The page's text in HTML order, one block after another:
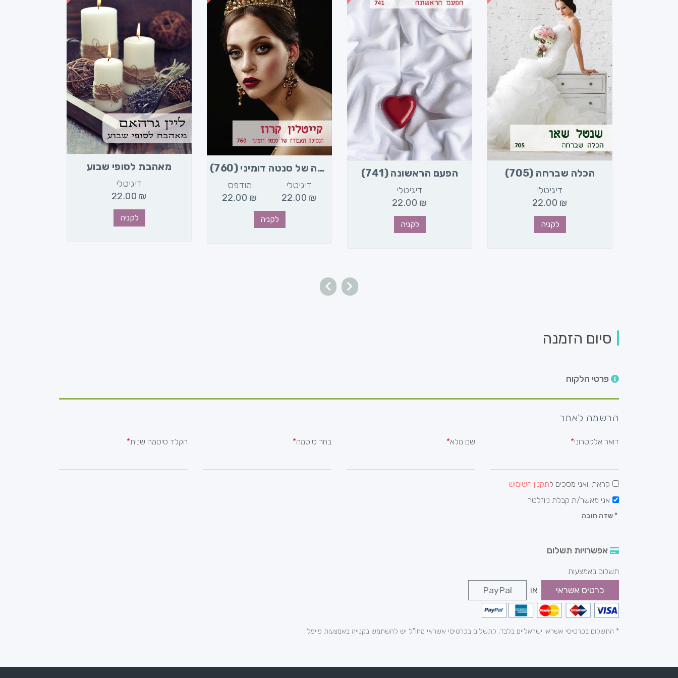
מאהבת לסופי שבוע
דיגיטלי
22.00 ₪
לקניה
הנסיכה האבודה של סנטה דומיני (760)
מודפס
22.00 ₪
דיגיטלי
22.00 ₪
לקניה
הפעם הראשונה (741)
דיגיטלי
22.00 ₪
לקניה
הכלה שברחה (705)
דיגיטלי
22.00 ₪
לקניה
סיום הזמנה
פרטי הלקוח
הרשמה לאתר
דואר אלקטרוני שם מלא בחר סיסמה הקלד סיסמה שנית
קראתי ואני מסכים לתקנון השימוש
אני מאשר/ת קבלת ניוזלטר
*שדה חובה
אפשרויות תשלום
תשלום באמצעות
כרטיס אשראי או PayPal
* התשלום בכרטיסי אשראי ישראליים בלבד, לתשלום בכרטיסי אשראי מחו"ל יש להשתמש בקנייה באמצעות פייפל